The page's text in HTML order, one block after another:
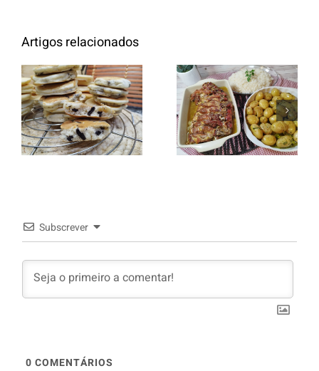
Artigos relacionados
Panquecas
com Oreo
Entrecosto
italiano c/
batata a
murro e
Subscrever
0 COMENTÁRIOS